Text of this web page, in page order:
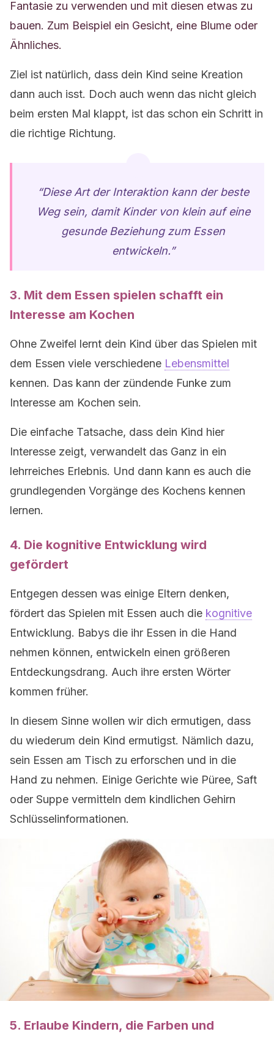
Fantasie zu verwenden und mit diesen etwas zu
bauen. Zum Beispiel ein Gesicht, eine Blume oder
Ähnliches.
Ziel ist natürlich, dass dein Kind seine Kreation
dann auch isst. Doch auch wenn das nicht gleich
beim ersten Mal klappt, ist das schon ein Schritt in
die richtige Richtung.
“Diese Art der Interaktion kann der beste
Weg sein, damit Kinder von klein auf eine
gesunde Beziehung zum Essen
entwickeln.”
3. Mit dem Essen spielen schafft ein
Interesse am Kochen
Ohne Zweifel lernt dein Kind über das Spielen mit
dem Essen viele verschiedene Lebensmittel
kennen. Das kann der zündende Funke zum
Interesse am Kochen sein.
Die einfache Tatsache, dass dein Kind hier
Interesse zeigt, verwandelt das Ganz in ein
lehrreiches Erlebnis. Und dann kann es auch die
grundlegenden Vorgänge des Kochens kennen
lernen.
4. Die kognitive Entwicklung wird
gefördert
Entgegen dessen was einige Eltern denken,
fördert das Spielen mit Essen auch die kognitive
Entwicklung. Babys die ihr Essen in die Hand
nehmen können, entwickeln einen größeren
Entdeckungsdrang. Auch ihre ersten Wörter
kommen früher.
In diesem Sinne wollen wir dich ermutigen, dass
du wiederum dein Kind ermutigst. Nämlich dazu,
sein Essen am Tisch zu erforschen und in die
Hand zu nehmen. Einige Gerichte wie Püree, Saft
oder Suppe vermitteln dem kindlichen Gehirn
Schlüsselinformationen.
5. Erlaube Kindern, die Farben und